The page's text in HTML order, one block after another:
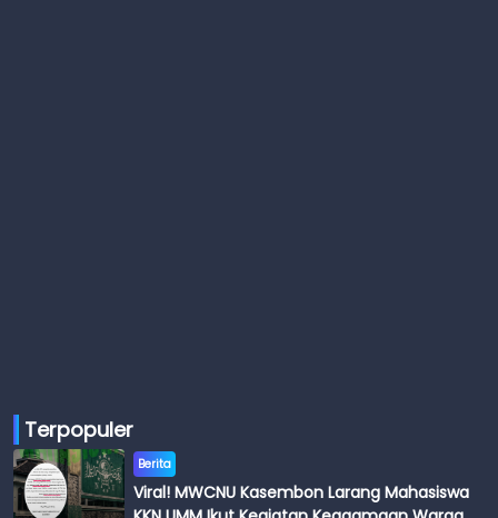
Terpopuler
Berita
Viral! MWCNU Kasembon Larang Mahasiswa